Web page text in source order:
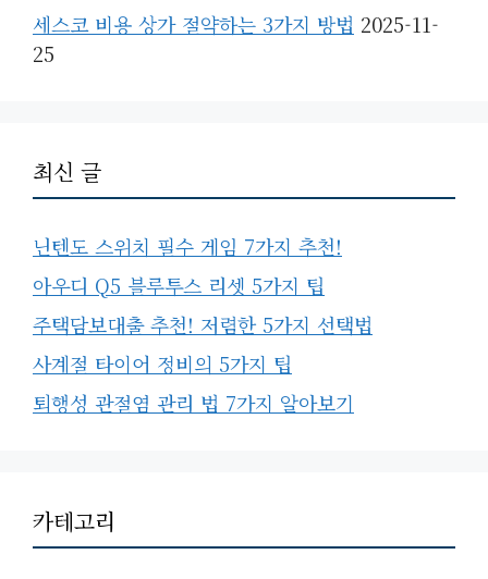
세스코 비용 상가 절약하는 3가지 방법 2025-11-
25
최신 글
닌텐도 스위치 필수 게임 7가지 추천!
아우디 Q5 블루투스 리셋 5가지 팁
주택담보대출 추천! 저렴한 5가지 선택법
사계절 타이어 정비의 5가지 팁
퇴행성 관절염 관리 법 7가지 알아보기
카테고리